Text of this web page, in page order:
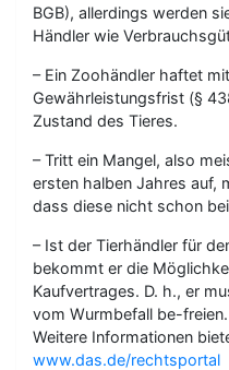
BGB), allerdings werden
Händler wie
– Ein Zoohändler haftet
Gewährleistungsfrist (§
Zustand des Tieres.
– Tritt ein Mangel, also
ersten halben Jahres auf,
dass diese nicht schon
– Ist der Tierhändler für
bekommt er die
Kaufvertrages. D. h., er
vom Wurmbefall be-freien.
Weitere Informationen
www.das.de/rechtsportal